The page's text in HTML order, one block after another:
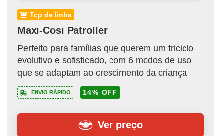
top de linha
Maxi-Cosi Patroller
Perfeito para famílias que querem um triciclo
evolutivo e sofisticado, com 6 modos de uso
que se adaptam ao crescimento da criança
ENVIO RÁPIDO 14% OFF
Ver preço